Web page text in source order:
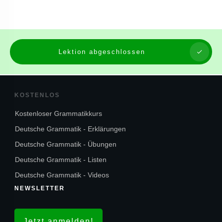
Lektion abgeschlossen
KOSTENLOS
Kostenloser Grammatikkurs
Deutsche Grammatik - Erklärungen
Deutsche Grammatik - Übungen
Deutsche Grammatik - Listen
Deutsche Grammatik - Videos
NEWSLETTER